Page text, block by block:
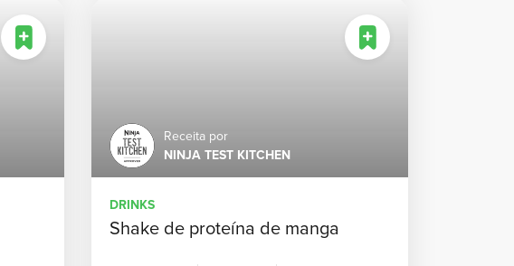
Receita por
NINJA TEST KITCHEN
DRINKS
Shake de proteína de manga